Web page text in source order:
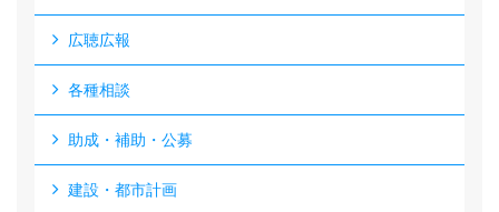
広聴広報
各種相談
助成・補助・公募
建設・都市計画